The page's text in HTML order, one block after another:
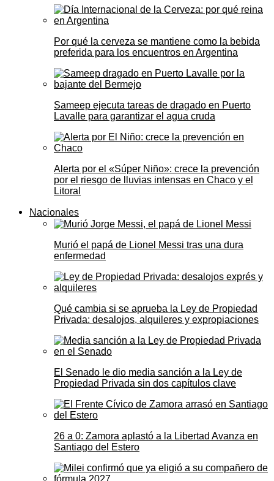
Por qué la cerveza se mantiene como la bebida
preferida para los encuentros en Argentina
Sameep ejecuta tareas de dragado en Puerto
Lavalle para garantizar el agua cruda
Alerta por el «Súper Niño»: crece la prevención
por el riesgo de lluvias intensas en Chaco y el
Litoral
Nacionales
Murió el papá de Lionel Messi tras una dura
enfermedad
Qué cambia si se aprueba la Ley de Propiedad
Privada: desalojos, alquileres y expropiaciones
El Senado le dio media sanción a la Ley de
Propiedad Privada sin dos capítulos clave
26 a 0: Zamora aplastó a la Libertad Avanza en
Santiago del Estero